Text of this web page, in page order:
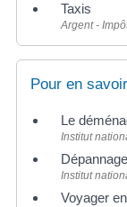
Taxis
Argent -
Pour en
Le
Institut
Institut
Voyager